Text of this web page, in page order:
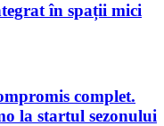
în spații mici
complet.
la startul sezonului